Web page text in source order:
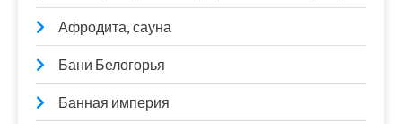
Афродита, сауна
Бани Белогорья
Банная империя